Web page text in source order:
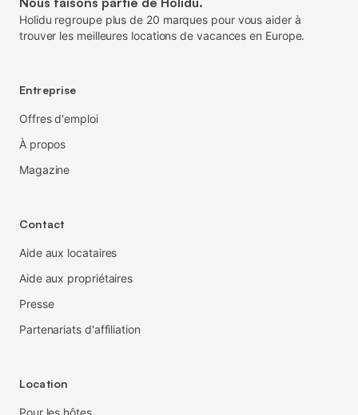
Holidu regroupe plus de 20 marques pour vous aider à
trouver les meilleures locations de vacances en Europe.
Entreprise
Offres d'emploi
À propos
Magazine
Contact
Aide aux locataires
Aide aux propriétaires
Presse
Partenariats d'affiliation
Location
Pour les hôtes